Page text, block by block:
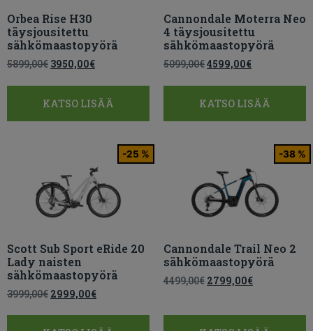
Orbea Rise H30
täysjousitettu
sähkömaastopyörä
5899,00€ 3950,00€
KATSO LISÄÄ
Cannondale Moterra Neo
4 täysjousitettu
sähkömaastopyörä
5099,00€4599,00€
KATSO LISÄÄ
-25 %
Scott Sub Sport eRide 20
Lady naisten
sähkömaastopyörä
3999,00€ 2999,00€
-38 %
Cannondale Trail Neo 2
sähkömaastopyörä
4499,00€ 2799,00€